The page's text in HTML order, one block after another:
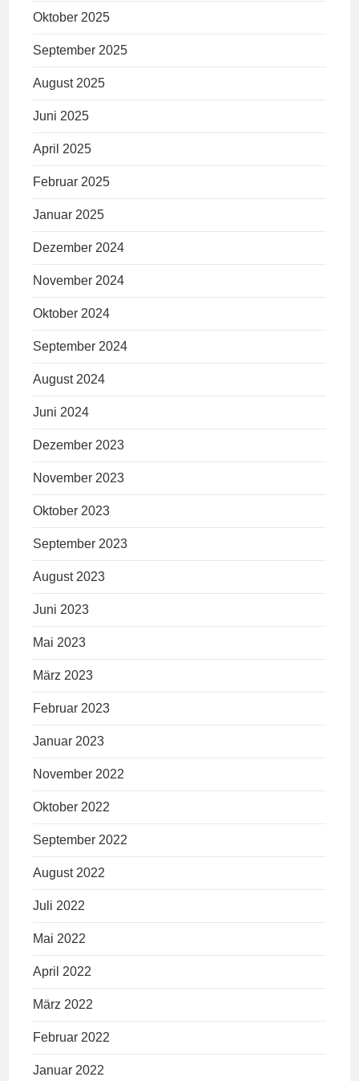
Oktober 2025
September 2025
August 2025
Juni 2025
April 2025
Februar 2025
Januar 2025
Dezember 2024
November 2024
Oktober 2024
September 2024
August 2024
Juni 2024
Dezember 2023
November 2023
Oktober 2023
September 2023
August 2023
Juni 2023
Mai 2023
März 2023
Februar 2023
Januar 2023
November 2022
Oktober 2022
September 2022
August 2022
Juli 2022
Mai 2022
April 2022
März 2022
Februar 2022
Januar 2022